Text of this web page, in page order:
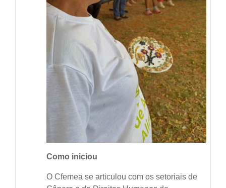
Como iniciou
O Cfemea se articulou com os setoriais de